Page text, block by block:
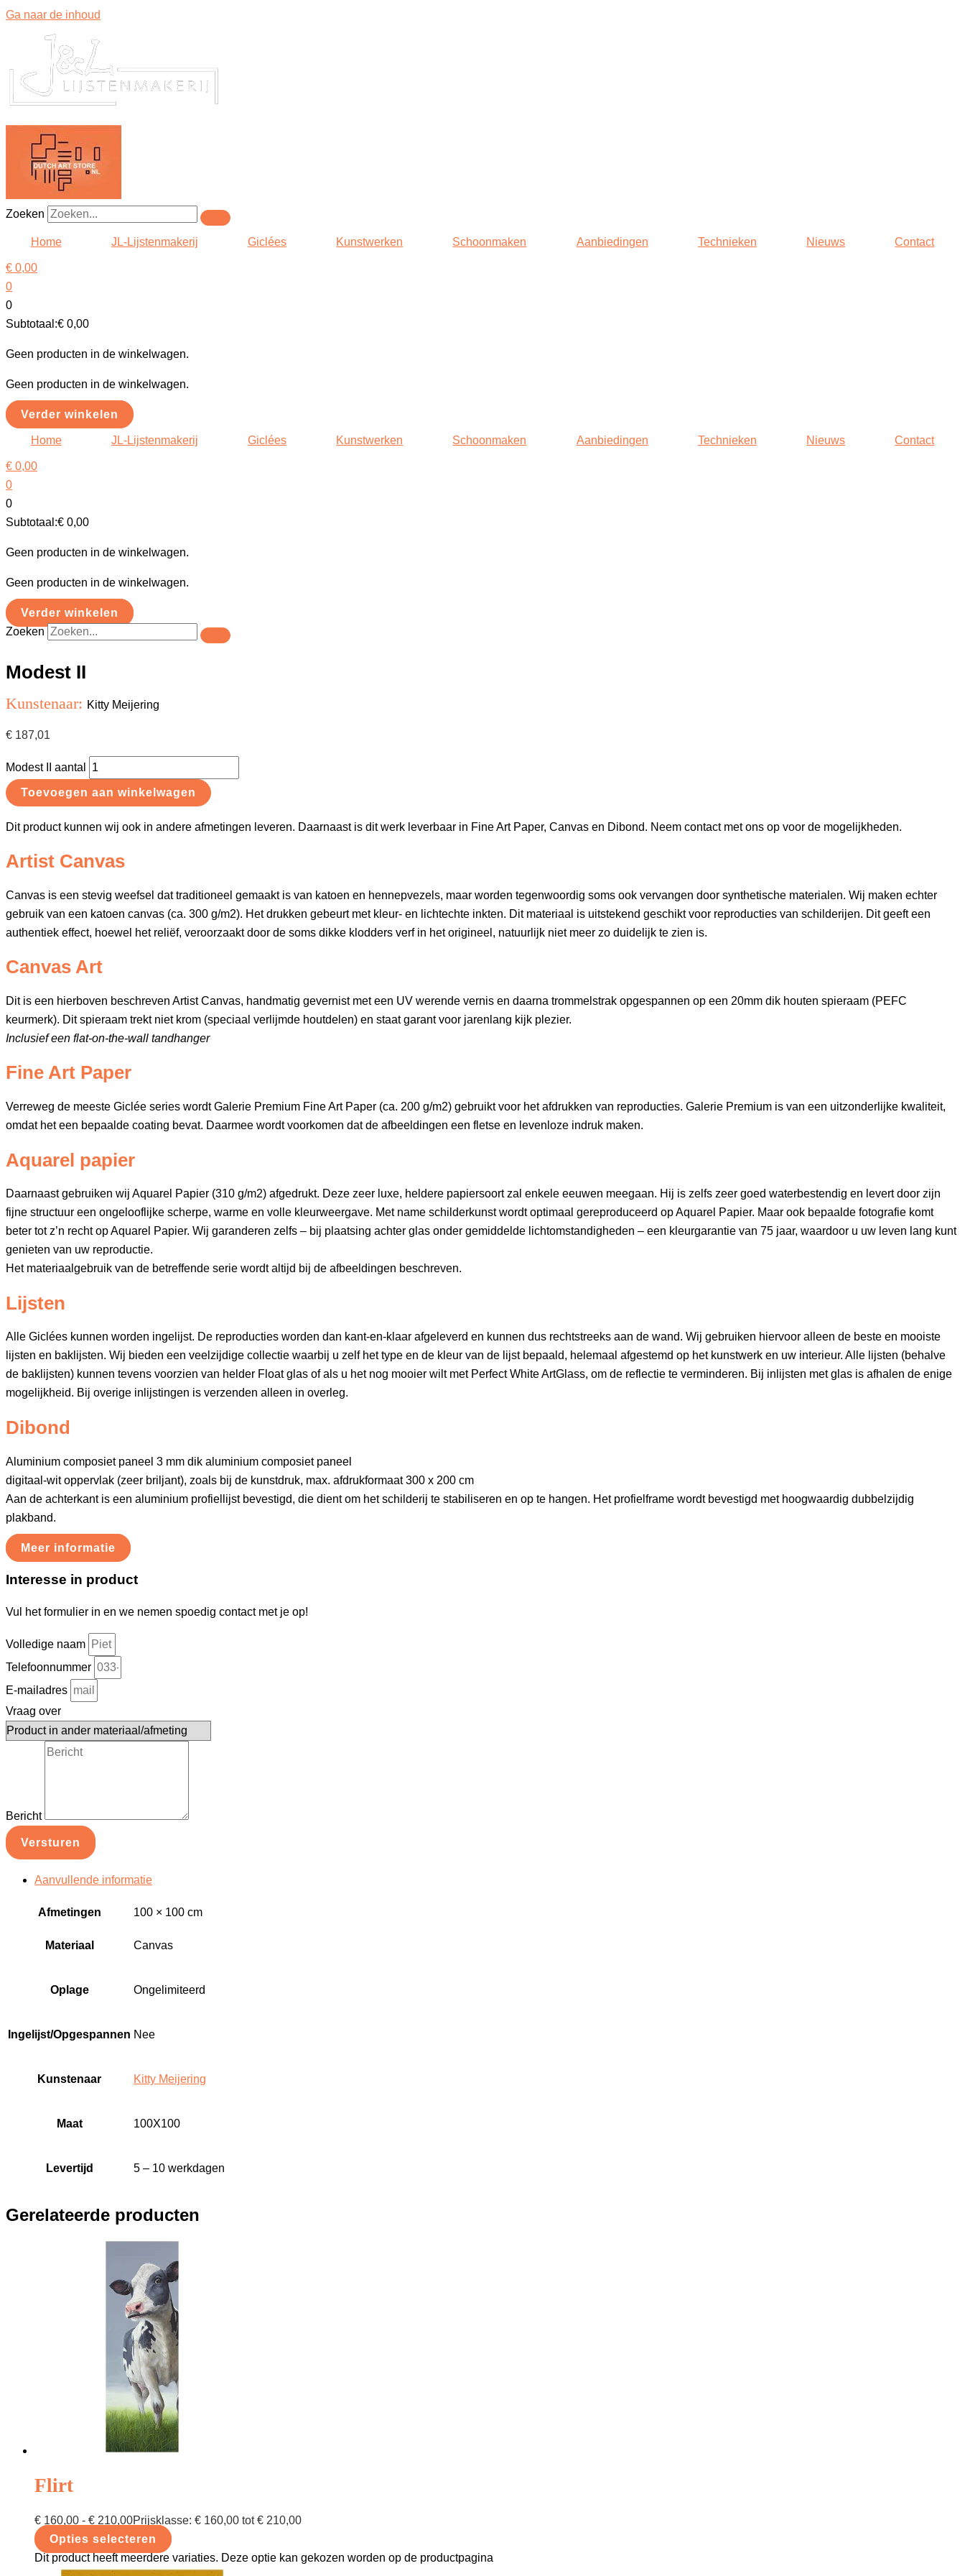
Ga naar de inhoud
Zoeken
Home JL-Lijstenmakerij Giclées Kunstwerken Schoonmaken Aanbiedingen Technieken Nieuws Contact
€ 0,00
0
0
Subtotaal:€ 0,00
Geen producten in de winkelwagen.
Geen producten in de winkelwagen.
Verder winkelen
Home JL-Lijstenmakerij Giclées Kunstwerken Schoonmaken Aanbiedingen Technieken Nieuws Contact
€ 0,00
0
0
Subtotaal:€ 0,00
Geen producten in de winkelwagen.
Geen producten in de winkelwagen.
Verder winkelen
Zoeken
Modest II
Kunstenaar: Kitty Meijering
€ 187,01
Modest II aantal
Toevoegen aan winkelwagen
Dit product kunnen wij ook in andere afmetingen leveren. Daarnaast is dit werk leverbaar in Fine Art Paper, Canvas en Dibond. Neem contact met ons op voor de mogelijkheden.
Artist Canvas
Canvas is een stevig weefsel dat traditioneel gemaakt is van katoen en hennepvezels, maar worden tegenwoordig soms ook vervangen door synthetische materialen. Wij maken echter
gebruik van een katoen canvas (ca. 300 g/m2). Het drukken gebeurt met kleur- en lichtechte inkten. Dit materiaal is uitstekend geschikt voor reproducties van schilderijen. Dit geeft een
authentiek effect, hoewel het reliëf, veroorzaakt door de soms dikke klodders verf in het origineel, natuurlijk niet meer zo duidelijk te zien is.
Canvas Art
Dit is een hierboven beschreven Artist Canvas, handmatig gevernist met een UV werende vernis en daarna trommelstrak opgespannen op een 20mm dik houten spieraam (PEFC
keurmerk). Dit spieraam trekt niet krom (speciaal verlijmde houtdelen) en staat garant voor jarenlang kijk plezier.
Inclusief een flat-on-the-wall tandhanger
Fine Art Paper
Verreweg de meeste Giclée series wordt Galerie Premium Fine Art Paper (ca. 200 g/m2) gebruikt voor het afdrukken van reproducties. Galerie Premium is van een uitzonderlijke kwaliteit,
omdat het een bepaalde coating bevat. Daarmee wordt voorkomen dat de afbeeldingen een fletse en levenloze indruk maken.
Aquarel papier
Daarnaast gebruiken wij Aquarel Papier (310 g/m2) afgedrukt. Deze zeer luxe, heldere papiersoort zal enkele eeuwen meegaan. Hij is zelfs zeer goed waterbestendig en levert door zijn
fijne structuur een ongelooflijke scherpe, warme en volle kleurweergave. Met name schilderkunst wordt optimaal gereproduceerd op Aquarel Papier. Maar ook bepaalde fotografie komt
beter tot z’n recht op Aquarel Papier. Wij garanderen zelfs – bij plaatsing achter glas onder gemiddelde lichtomstandigheden – een kleurgarantie van 75 jaar, waardoor u uw leven lang kunt
genieten van uw reproductie.
Het materiaalgebruik van de betreffende serie wordt altijd bij de afbeeldingen beschreven.
Lijsten
Alle Giclées kunnen worden ingelijst. De reproducties worden dan kant-en-klaar afgeleverd en kunnen dus rechtstreeks aan de wand. Wij gebruiken hiervoor alleen de beste en mooiste
lijsten en baklijsten. Wij bieden een veelzijdige collectie waarbij u zelf het type en de kleur van de lijst bepaald, helemaal afgestemd op het kunstwerk en uw interieur. Alle lijsten (behalve
de baklijsten) kunnen tevens voorzien van helder Float glas of als u het nog mooier wilt met Perfect White ArtGlass, om de reflectie te verminderen. Bij inlijsten met glas is afhalen de enige
mogelijkheid. Bij overige inlijstingen is verzenden alleen in overleg.
Dibond
Aluminium composiet paneel 3 mm dik aluminium composiet paneel
digitaal-wit oppervlak (zeer briljant), zoals bij de kunstdruk, max. afdrukformaat 300 x 200 cm
Aan de achterkant is een aluminium profiellijst bevestigd, die dient om het schilderij te stabiliseren en op te hangen. Het profielframe wordt bevestigd met hoogwaardig dubbelzijdig
plakband.
Meer informatie
Interesse in product
Vul het formulier in en we nemen spoedig contact met je op!
Volledige naam
Telefoonnummer
E-mailadres
Vraag over
Bericht
Versturen
Aanvullende informatie
Afmetingen 100 × 100 cm
Materiaal Canvas
Oplage Ongelimiteerd
Ingelijst/Opgespannen Nee
Kunstenaar Kitty Meijering
Maat 100X100
Levertijd 5 – 10 werkdagen
Gerelateerde producten
Flirt
€ 160,00 - € 210,00Prijsklasse: € 160,00 tot € 210,00
Opties selecteren
Dit product heeft meerdere variaties. Deze optie kan gekozen worden op de productpagina